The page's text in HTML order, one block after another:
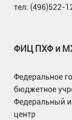
тел: (496)522-
ФИЦ ПХФ и
Федеральное
бюджетное
Федеральный
центр